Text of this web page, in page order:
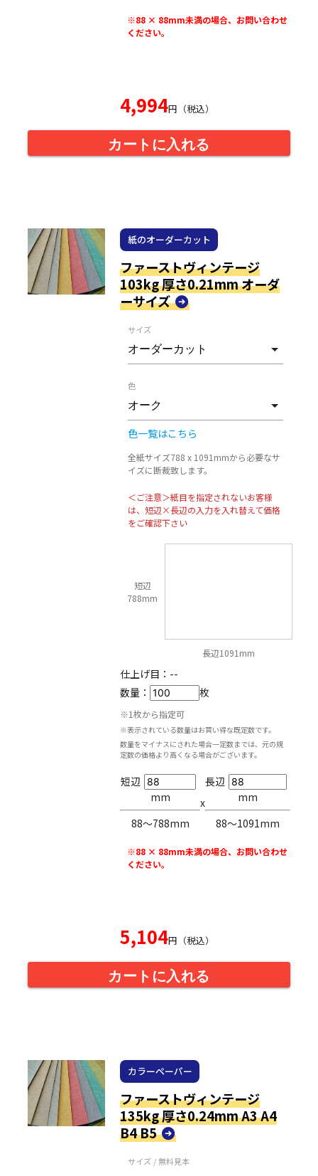
※88 × 88mm未満の場合、お問い合わせ
ください。
4,994円（税込）
カートに入れる
紙のオーダーカット
ファーストヴィンテージ
103kg 厚さ0.21mm オーダ
ーサイズ
サイズ
色
色一覧はこちら
全紙サイズ788 x 1091mmから必要なサ
イズに断裁致します。
＜ご注意＞紙目を指定されないお客様
は、短辺×長辺の入力を入れ替えて価格
をご確認下さい
短辺
788mm
長辺1091mm
仕上げ目： --
数量：
枚
※1枚から指定可
※表示されている数量はお買い得な既定数です。
数量をマイナスにされた場合一定数までは、元の規
定数の価格より高くなる場合がございます。
短辺
mm
88〜788mm
x
長辺
mm
88〜1091mm
※88 × 88mm未満の場合、お問い合わせ
ください。
5,104円（税込）
カートに入れる
カラーペーパー
ファーストヴィンテージ
135kg 厚さ0.24mm A3 A4
B4 B5
サイズ / 無料見本